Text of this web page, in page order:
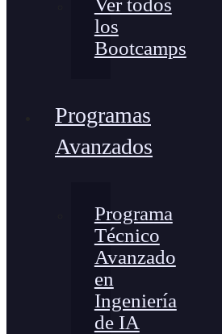
Ver todos
los
Bootcamps
Programas
Avanzados
Programa
Técnico
Avanzado
en
Ingeniería
de IA